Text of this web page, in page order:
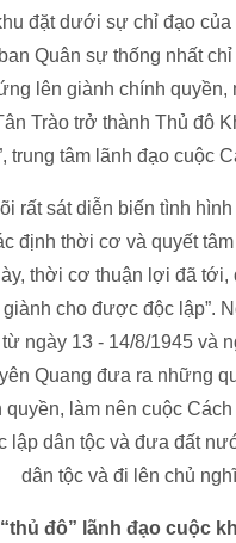
đặt dưới sự chỉ đạo
Quân sự thống nhất
lên giành chính
Trào trở thành Thủ đô
trung tâm lãnh đạo cuộc
rất sát diễn biến tình
định thời cơ và quyết
thời cơ thuận lợi đã
cho được độc lập”.
ngày 13 - 14/8/1945 và
Quang đưa ra những
làm nên cuộc
lập dân tộc và đưa đất
dân tộc và đi lên chủ
đô” lãnh đạo cuộc